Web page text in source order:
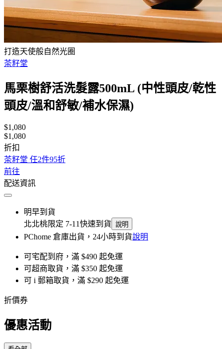
打造天使般自然光圈
茶籽堂
馬栗樹舒活洗髮露500mL (中性頭皮/乾性
頭皮/溫和舒敏/補水保濕)
$1,080
$1,080
折扣
茶籽堂 任2件95折
前往
配送資訊
明早到貨
北北桃限定 7-11快速到貨 說明
PChome 倉庫出貨，24小時到貨說明
可宅配到府，滿 $490 起免運
可超商取貨，滿 $350 起免運
可 i 郵箱取貨，滿 $290 起免運
折價券
優惠活動